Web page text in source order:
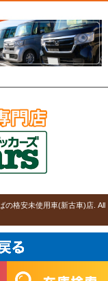
の格安未使用車(新古車)店 . All